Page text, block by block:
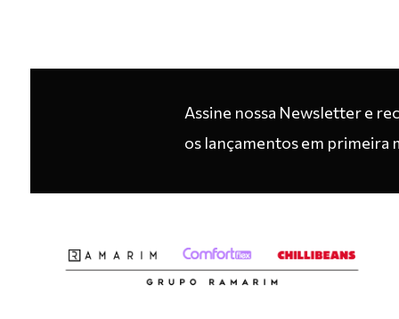
Assine nossa Newsletter e
os lançamentos em primeira